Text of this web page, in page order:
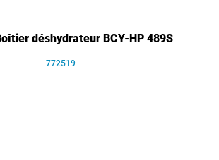
déshydrateur BCY-HP 489S
772519